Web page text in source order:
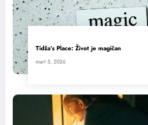
Tidža’s Place: Život je magičan
mart 5, 2026